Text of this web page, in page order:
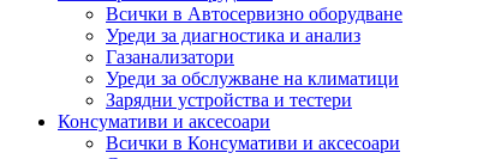
Всички в Автосервизно оборудване
Уреди за диагностика и анализ
Газанализатори
Уреди за обслужване на климатици
Зарядни устройства и тестери
Консумативи и аксесоари
Всички в Консумативи и аксесоари